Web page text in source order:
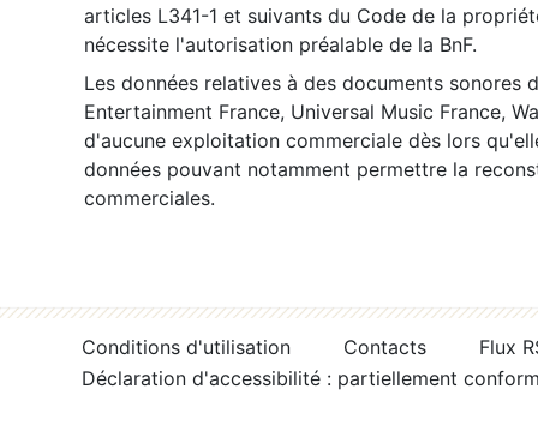
articles L341-1 et suivants du Code de la
nécessite l'autorisation préalable de la BnF.
Les données relatives à des documents sonores
Entertainment France, Universal Music France,
d'aucune exploitation commerciale dès lors
données pouvant notamment permettre la
commerciales.
Conditions d'utilisation Contacts
Flux
Déclaration d'accessibilité : partiellement